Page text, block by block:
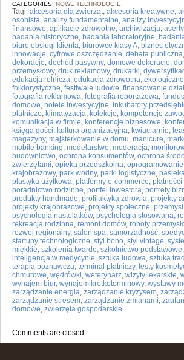
CATEGORIES: NOWE TECHNOLOGIE
Tagi: akcesoria dla zwierząt, akcesoria kreatywne,
osobista, analizy fundamentalne, analizy
finansowe, aplikacje zdrowotne, archiwizacja,
badania historyczne, badania laboratoryjne,
biuro obsługi klienta, biurowce klasy A, biznes
innowacje, cyfrowe oszczędzanie, debata publiczna,
dekoracje, dochód pasywny, domowe dekoracje,
przemysłowy, druk reklamowy, drukarki,
edukacja rolnicza, edukacja zdrowotna,
folklorystyczne, festiwale ludowe, finansowanie
fotografia reklamowa, fotografia reportażowa,
domowe, hotele inwestycyjne, inkubatory
płatnicze, klimatyzacja, kolekcje, kompetencje
komunikacja w firmie, konferencje biznesowe,
księga gości, kultura organizacyjna, kwiaciarnie,
magazyny, majsterkowanie w domu, manicure,
mobile banking, modelarstwo, moderacja,
budownictwo, ochrona konsumentów, ochrona
zwierzętami, opieka przedszkolna,
krajobrazowy, park wodny, parki logistyczne,
plastyka użytkowa, platformy e-commerce,
poradnictwo rodzinne, portfel inwestora, portrety
produkty handmade, profilaktyka zdrowia, projekty
projekty krajobrazowe, projekty społeczne,
psychologia nastolatków, psychologia stosowana,
rekreacja rodzinna, remont domów, roboty
rozwój regionalny, salon spa, samorządność,
startupy technologiczne, styl boho, styl vintage,
miękkie, szkolenia twarde, szkolnictwo podstawowe,
inteligencja w medycynie, sztuka ludowa, sztuka
terapia poznawcza, terminal płatniczy, testy
chmurowe, wędrówki, weterynarz, wizyty lekarskie,
wynajem biur, wynajem krótkoterminowy, wystawy
zarządzanie energią, zarządzanie kryzysem,
zarządzanie stresem, zarządzanie zmianami,
domowe, zwierzęta gospodarskie
Comments are closed.